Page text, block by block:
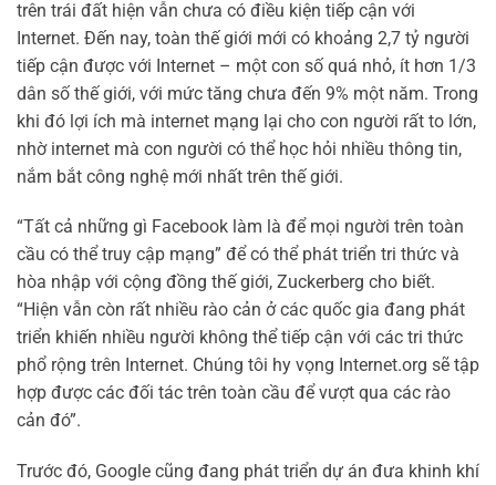
trên trái đất hiện vẫn chưa có điều kiện tiếp cận với
Internet. Đến nay, toàn thế giới mới có khoảng 2,7 tỷ người
tiếp cận được với Internet – một con số quá nhỏ, ít hơn 1/3
dân số thế giới, với mức tăng chưa đến 9% một năm. Trong
khi đó lợi ích mà internet mạng lại cho con người rất to lớn,
nhờ internet mà con người có thể học hỏi nhiều thông tin,
nắm bắt công nghệ mới nhất trên thế giới.
“Tất cả những gì Facebook làm là để mọi người trên toàn
cầu có thể truy cập mạng” để có thể phát triển tri thức và
hòa nhập với cộng đồng thế giới, Zuckerberg cho biết.
“Hiện vẫn còn rất nhiều rào cản ở các quốc gia đang phát
triển khiến nhiều người không thể tiếp cận với các tri thức
phổ rộng trên Internet. Chúng tôi hy vọng Internet.org sẽ tập
hợp được các đối tác trên toàn cầu để vượt qua các rào
cản đó”.
Trước đó, Google cũng đang phát triển dự án đưa khinh khí